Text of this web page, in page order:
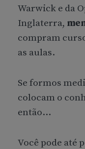
Warwick e da
Inglaterra,
compram
as aulas.
Se formos
colocam o
então…
Você pode até